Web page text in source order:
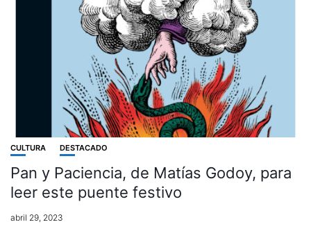
CULTURA DESTACADO
Pan y Paciencia, de Matías Godoy, para
leer este puente festivo
abril 29, 2023